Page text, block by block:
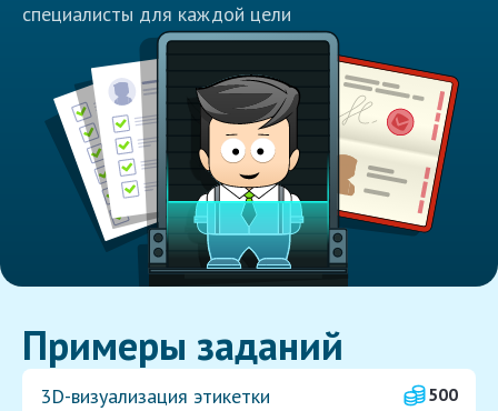
специалисты для каждой цели
Примеры заданий
3D-визуализация этикетки
500